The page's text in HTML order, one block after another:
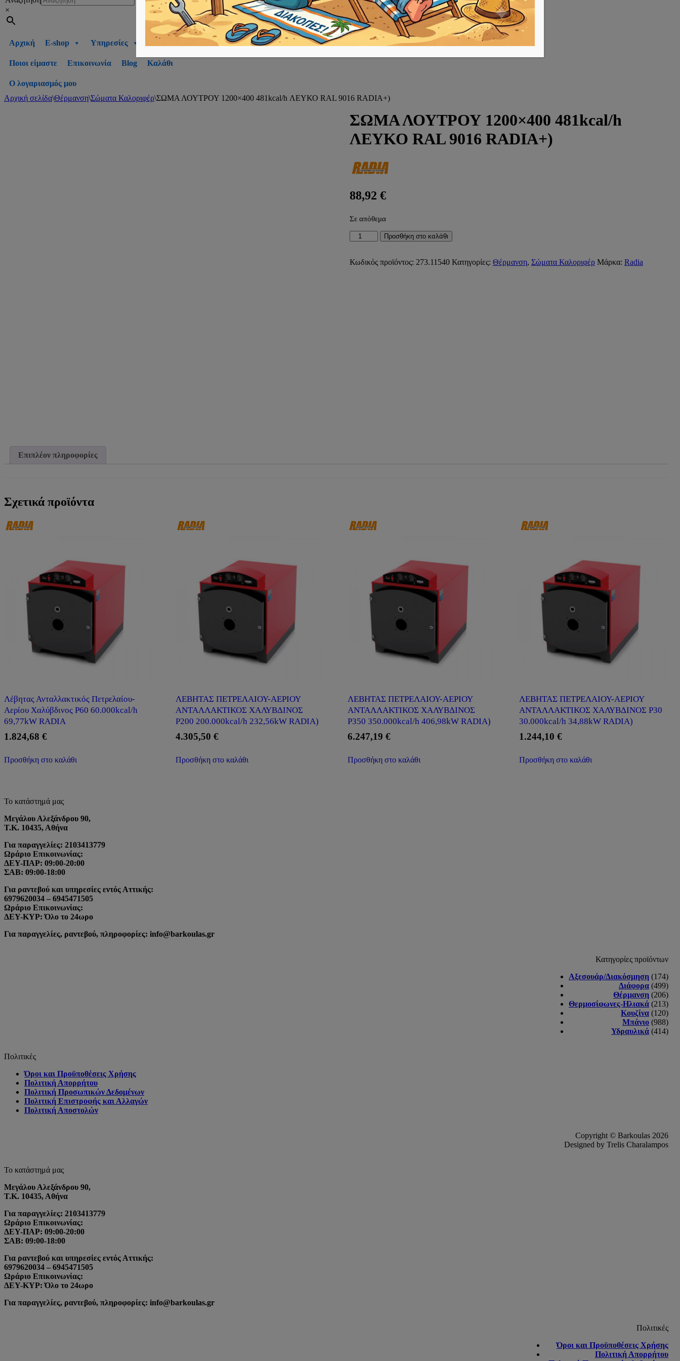
×
Αρχική E-shop Υπηρεσίες
Ποιοι είμαστε Επικοινωνία Blog Καλάθι
Ο λογαριασμός μου
Αρχική σελίδα\Θέρμανση\Σώματα Καλοριφέρ\ΣΩΜΑ ΛΟΥΤΡΟΥ 1200×400 481kcal/h ΛΕΥΚΟ RAL 9016 RADIA+)
ΣΩΜΑ ΛΟΥΤΡΟΥ 1200×400 481kcal/h
ΛΕΥΚΟ RAL 9016 RADIA+)
88,92 €
Σε απόθεμα
ΣΩΜΑ
ΛΟΥΤΡΟΥ
481kcal/h
Προσθήκη στο καλάθι
Κωδικός προϊόντος: 273.11540 Κατηγορίες: Θέρμανση, Σώματα Καλοριφέρ Μάρκα: Radia
Επιπλέον πληροφορίες
Σχετικά προϊόντα
Λέβητας Ανταλλακτικός Πετρελαίου-
Αερίου Χαλύβδινος P60 60.000kcal/h
69,77kW RADIA
1.824,68 €
Προσθήκη στο καλάθι
ΛΕΒΗΤΑΣ ΠΕΤΡΕΛΑΙΟΥ-ΑΕΡΙΟΥ
ΑΝΤΑΛΛΑΚΤΙΚΟΣ ΧΑΛΥΒΔΙΝΟΣ
P200 200.000kcal/h 232,56kW RADIA)
4.305,50€
Προσθήκη στο καλάθι
ΛΕΒΗΤΑΣ ΠΕΤΡΕΛΑΙΟΥ-ΑΕΡΙΟΥ
ΑΝΤΑΛΛΑΚΤΙΚΟΣ ΧΑΛΥΒΔΙΝΟΣ
P350 350.000kcal/h 406,98kW RADIA)
6.247,19 €
Προσθήκη στο καλάθι
ΛΕΒΗΤΑΣ ΠΕΤΡΕΛΑΙΟΥ-ΑΕΡΙΟΥ
ΑΝΤΑΛΛΑΚΤΙΚΟΣ ΧΑΛΥΒΔΙΝΟΣ P30
30.000kcal/h 34,88kW RADIA)
1.244,10€
Προσθήκη στο καλάθι
Το κατάστημά μας
Μεγάλου Αλεξάνδρου 90,
Τ.Κ. 10435, Αθήνα
Για παραγγελίες: 2103413779
Ωράριο Επικοινωνίας:
ΔΕΥ-ΠΑΡ: 09:00-20:00
ΣΑΒ: 09:00-18:00
Για ραντεβού και υπηρεσίες εντός Αττικής:
6979620034 – 6945471505
Ωράριο Επικοινωνίας:
ΔΕΥ-ΚΥΡ: Όλο το 24ωρο
Για παραγγελίες, ραντεβού, πληροφορίες: info@barkoulas.gr
Κατηγορίες προϊόντων
Αξεσουάρ/Διακόσμηση (174)
Διάφορα (499)
Θέρμανση (206)
Θερμοσίφωνες-Ηλιακά (213)
Κουζίνα (120)
Μπάνιο (988)
Υδραυλικά (414)
Πολιτικές
Όροι και Προϋποθέσεις Χρήσης
Πολιτική Απορρήτου
Πολιτική Προσωπικών Δεδομένων
Πολιτική Επιστροφής και Αλλαγών
Πολιτική Αποστολών
Copyright © Barkoulas 2026
Designed by Trelis Charalampos
Το κατάστημά μας
Μεγάλου Αλεξάνδρου 90,
Τ.Κ. 10435, Αθήνα
Για παραγγελίες: 2103413779
Ωράριο Επικοινωνίας:
ΔΕΥ-ΠΑΡ: 09:00-20:00
ΣΑΒ: 09:00-18:00
Για ραντεβού και υπηρεσίες εντός Αττικής:
6979620034 – 6945471505
Ωράριο Επικοινωνίας:
ΔΕΥ-ΚΥΡ: Όλο το 24ωρο
Για παραγγελίες, ραντεβού, πληροφορίες: info@barkoulas.gr
Πολιτικές
Όροι και Προϋποθέσεις Χρήσης
Πολιτική Απορρήτου